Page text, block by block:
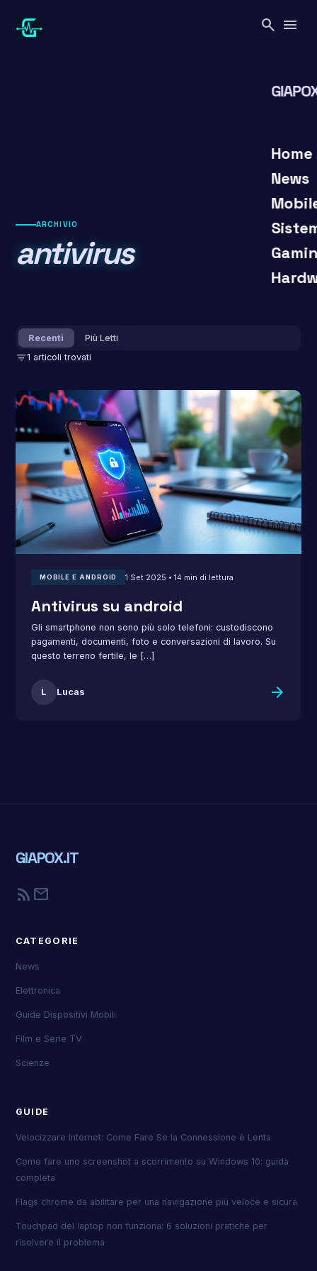
contenuto
search menu
Home
News
close
ARCHIVIO
antivirus
Recenti Più Letti
filter_list1 articoli trovati
MOBILE E ANDROID 1 Set 2025 • 14 min di lettura
Antivirus su android
Gli smartphone non sono più solo telefoni: custodiscono
pagamenti, documenti, foto e conversazioni di lavoro. Su
questo terreno fertile, le […]
L Lucas arrow_forward
GIAPOX.IT
rss_feed mail
CATEGORIE
News
Elettronica
Guide Dispositivi Mobili
Film e Serie TV
Scienze
GUIDE
Velocizzare Internet: Come Fare Se la Connessione è Lenta
Come fare uno screenshot a scorrimento su Windows 10: guida
completa
Flags chrome da abilitare per una navigazione più veloce e sicura
Touchpad del laptop non funziona: 6 soluzioni pratiche per
risolvere il problema